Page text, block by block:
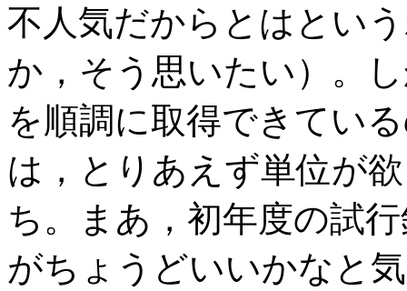
不人気だからとはとい
か，そう思いたい）。
を順調に取得できてい
は，とりあえず単位が
ち。まあ，初年度の試
がちょうどいいかなと